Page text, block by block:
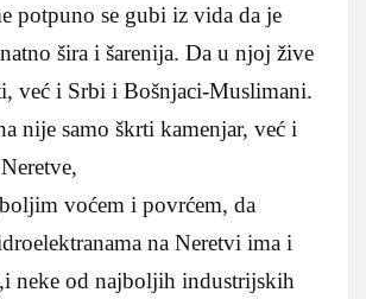
potpuno se gubi iz vida da je
šira i šarenija. Da u njoj žive
već i Srbi i Bošnjaci-Muslimani.
nije samo škrti kamenjar, već i
voćem i povrćem, da
na Neretvi ima i
neke od najboljih industrijskih